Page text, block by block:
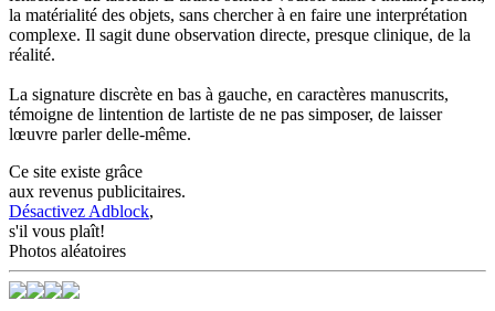
la matérialité des objets, sans chercher à en faire une interprétation
complexe. Il sagit dune observation directe, presque clinique, de la
réalité.
La signature discrète en bas à gauche, en caractères manuscrits,
témoigne de lintention de lartiste de ne pas simposer, de laisser
lœuvre parler delle-même.
Ce site existe grâce
aux revenus publicitaires.
Désactivez Adblock,
s'il vous plaît!
Photos aléatoires